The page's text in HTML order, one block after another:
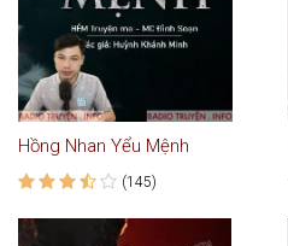
Hồng Nhan Yểu Mệnh
(145)